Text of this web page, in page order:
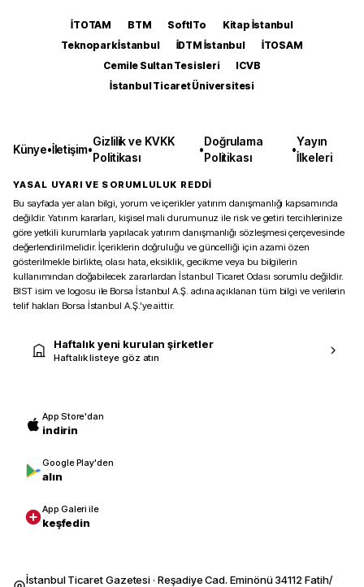
İTOTAM BTM SoftITo
Kitap İstanbul
Teknopark İstanbul
İDTM İstanbul
İTOSAM
Cemile Sultan Tesisleri
ICVB
İstanbul Ticaret Üniversitesi
Künye•İletişim•
Gizlilik ve KVKK
Politikası
•
Doğrulama
Politikası
•
Yayın
İlkeleri
YASAL UYARI VE SORUMLULUK REDDİ
Bu sayfada yer alan bilgi, yorum ve içerikler yatırım danışmanlığı kapsamında
değildir. Yatırım kararları, kişisel mali durumunuz ile risk ve getiri tercihlerinize
göre yetkili kurumlarla yapılacak yatırım danışmanlığı sözleşmesi çerçevesinde
değerlendirilmelidir. İçeriklerin doğruluğu ve güncelliği için azami özen
gösterilmekle birlikte, olası hata, eksiklik, gecikme veya bu bilgilerin
kullanımından doğabilecek zararlardan İstanbul Ticaret Odası sorumlu değildir.
BIST isim ve logosu ile Borsa İstanbul A.Ş. adına açıklanan tüm bilgi ve verilerin
telif hakları Borsa İstanbul A.Ş.’ye aittir.
Haftalık yeni kurulan şirketler
Haftalık listeye göz atın
App Store'dan
indirin
Google Play'den
alın
App Galeri ile
keşfedin
İstanbul Ticaret Gazetesi · Reşadiye Cad. Eminönü 34112 Fatih/